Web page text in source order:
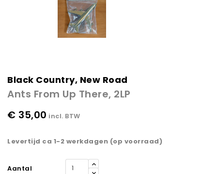
Black Country, New Road
Ants From Up There, 2LP
€ 35,00 incl. BTW
Levertijd ca 1-2 werkdagen (op voorraad)
Aantal